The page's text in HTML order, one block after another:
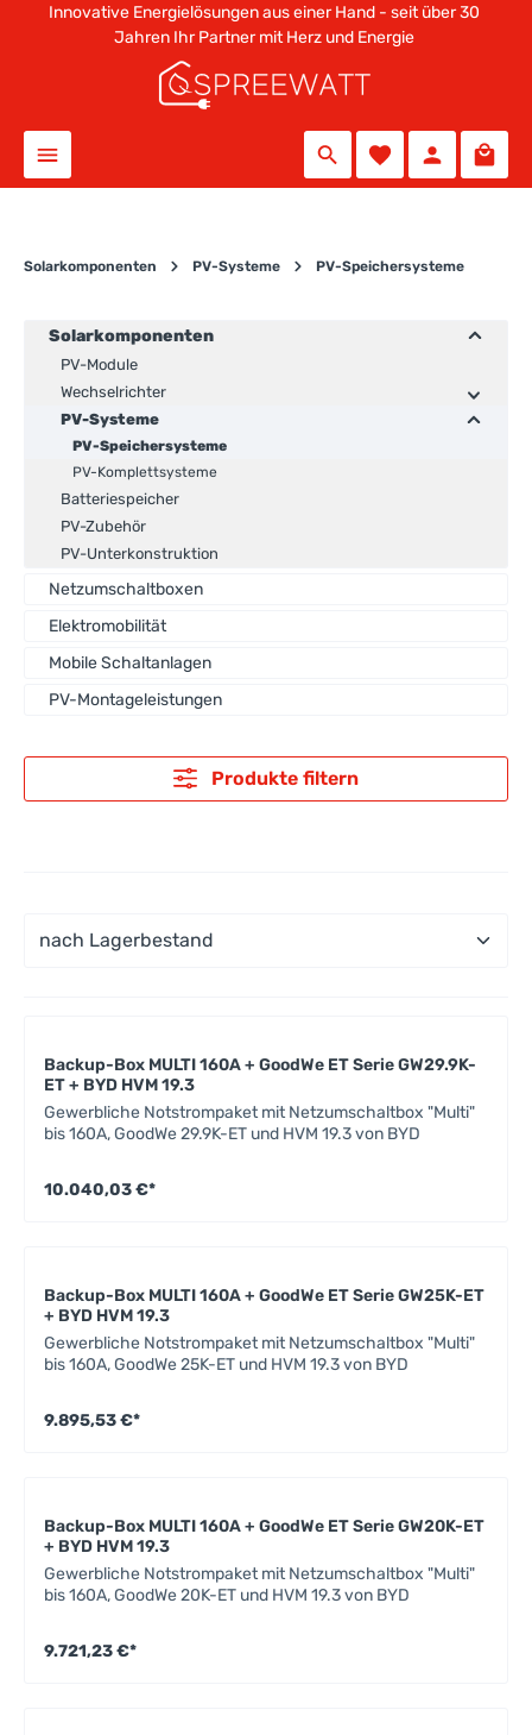
Innovative Energielösungen aus einer Hand - seit über 30
Jahren Ihr Partner mit Herz und Energie
Solarkomponenten PV-Systeme PV-Speichersysteme
Solarkomponenten
PV-Module
Wechselrichter
PV-Systeme
PV-Speichersysteme
PV-Komplettsysteme
Batteriespeicher
PV-Zubehör
PV-Unterkonstruktion
Netzumschaltboxen
Elektromobilität
Mobile Schaltanlagen
PV-Montageleistungen
Produkte filtern
Backup-Box MULTI 160A + GoodWe ET Serie GW29.9K-
ET + BYD HVM 19.3
Gewerbliche Notstrompaket mit Netzumschaltbox "Multi"
bis 160A, GoodWe 29.9K-ET und HVM 19.3 von BYD
10.040,03 €*
Backup-Box MULTI 160A + GoodWe ET Serie GW25K-ET
+ BYD HVM 19.3
Gewerbliche Notstrompaket mit Netzumschaltbox "Multi"
bis 160A, GoodWe 25K-ET und HVM 19.3 von BYD
9.895,53 €*
Backup-Box MULTI 160A + GoodWe ET Serie GW20K-ET
+ BYD HVM 19.3
Gewerbliche Notstrompaket mit Netzumschaltbox "Multi"
bis 160A, GoodWe 20K-ET und HVM 19.3 von BYD
9.721,23 €*